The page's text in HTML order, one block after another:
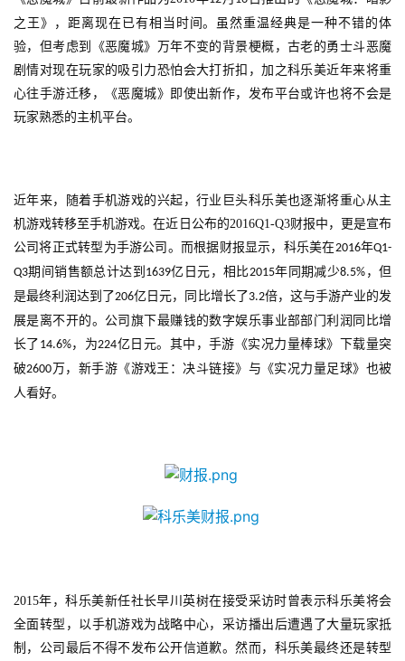
戏
业
界
手
单
机
游
戏
休
闲
游
届
金
茶
之王》，距离现在已有相当时间。虽然重温经典是一种不错的体
验，但考虑到《恶魔城》万年不变的背景梗概，古老的勇士斗恶魔
剧情对现在玩家的吸引力恐怕会大打折扣，加之科乐美近年来将重
心往手游迁移，《恶魔城》即使出新作，发布平台或许也将不会是
玩家熟悉的主机平台。
近年来，随着手机游戏的兴起，行业巨头科乐美也逐渐将重心从主
机游戏转移至手机游戏。在近日公布的2016Q1-Q3财报中，更是宣布
公司将正式转型为手游公司。而根据财报显示，科乐美在2016年Q1-
Q3期间销售额总计达到 1639亿日元，相比2015年同期减少8.5% ，但
是最终利润达到了206亿日元，同比增长了3.2倍，这与手游产业的发
展是离不开的。公司旗下最赚钱的数字娱乐事业部部门利润同比增
长了 14.6%，为224亿日元。其中，手游《实况力量棒球》下载量突
破2600 万，新手游《游戏王：决斗链接》与《实况力量足球》也被
人看好。
2015年，科乐美新任社长早川英树在接受采访时曾表示科乐美将会
全面转型，以手机游戏为战略中心，采访播出后遭遇了大量玩家抵
制，公司最后不得不发布公开信道歉。然而，科乐美最终还是转型